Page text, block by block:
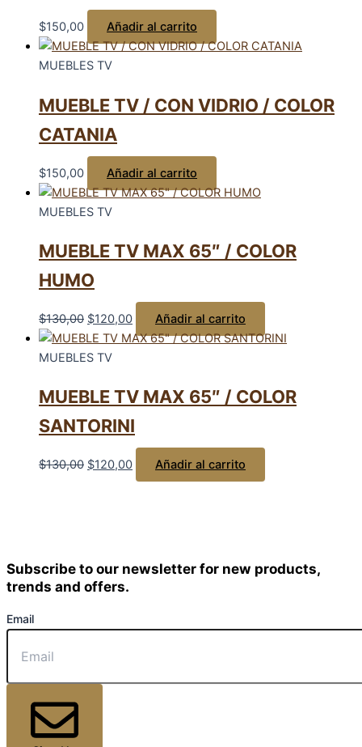
$150,00 Añadir al carrito
MUEBLES TV
MUEBLE TV / CON VIDRIO / COLOR
CATANIA
$150,00 Añadir al carrito
MUEBLES TV
MUEBLE TV MAX 65″ / COLOR
HUMO
$130,00 $120,00 Añadir al carrito
MUEBLES TV
MUEBLE TV MAX 65″ / COLOR
SANTORINI
$130,00 $120,00 Añadir al carrito
Subscribe to our newsletter for new products,
trends and offers.
Email